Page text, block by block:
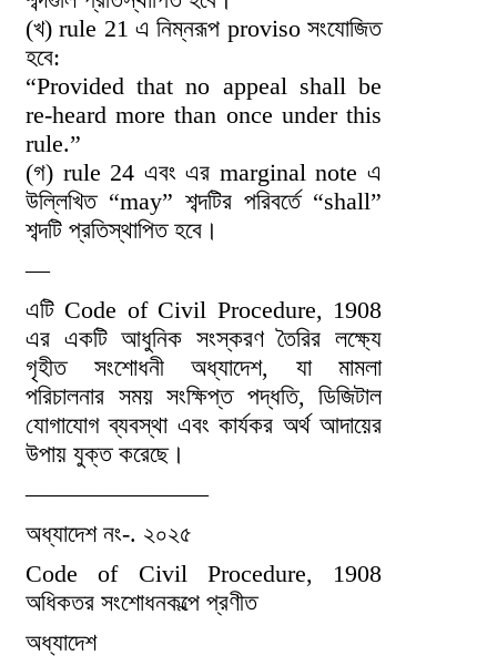
(খ) rule 21 এ নিম্নরূপ proviso সংযোজিত
হবে:
“Provided that no appeal shall be
re-heard more than once under this
rule.”
(গ) rule 24 এবং এর marginal note এ
উল্লিখিত “may” শব্দটির পরিবর্তে “shall”
শব্দটি প্রতিস্থাপিত হবে।
—
এটি Code of Civil Procedure, 1908
এর একটি আধুনিক সংস্করণ তৈরির লক্ষ্যে
গৃহীত সংশোধনী অধ্যাদেশ, যা মামলা
পরিচালনার সময় সংক্ষিপ্ত পদ্ধতি, ডিজিটাল
যোগাযোগ ব্যবস্থা এবং কার্যকর অর্থ আদায়ের
উপায় যুক্ত করেছে।
———————–
অধ্যাদেশ নং-. ২০২৫
Code of Civil Procedure, 1908
অধিকতর সংশোধনকল্পে প্রণীত
অধ্যাদেশ